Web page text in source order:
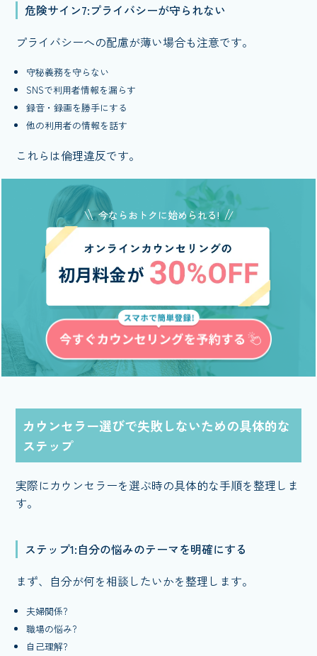
危険サイン7:プライバシーが守られない
プライバシーへの配慮が薄い場合も注意です。
守秘義務を守らない
SNSで利用者情報を漏らす
録音・録画を勝手にする
他の利用者の情報を話す
これらは倫理違反です。
今ならおトクに始められる!
カウンセラー選びで失敗しないための具体的な
ステップ
実際にカウンセラーを選ぶ時の具体的な手順を整理しま
す。
ステップ1:自分の悩みのテーマを明確にする
まず、自分が何を相談したいかを整理します。
夫婦関係?
職場の悩み?
自己理解?